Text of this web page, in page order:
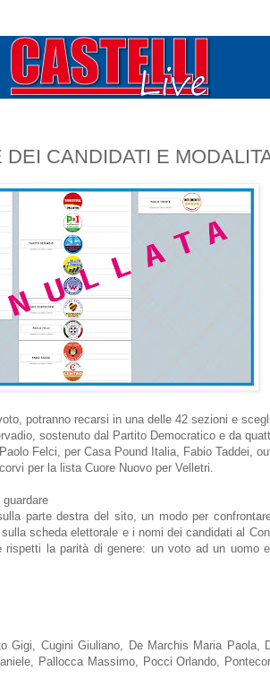
CANDIDATI E
potranno recarsi in una delle 42 sezioni e
sostenuto dal Partito Democratico e da
Felci, per Casa Pound Italia, Fabio Taddei,
per la lista Cuore Nuovo per Velletri.
parte destra del sito, un modo per
scheda elettorale e i nomi dei candidati al
la parità di genere: un voto ad un
Cugini Giuliano, De Marchis Maria Paola,
Pallocca Massimo, Pocci Orlando,